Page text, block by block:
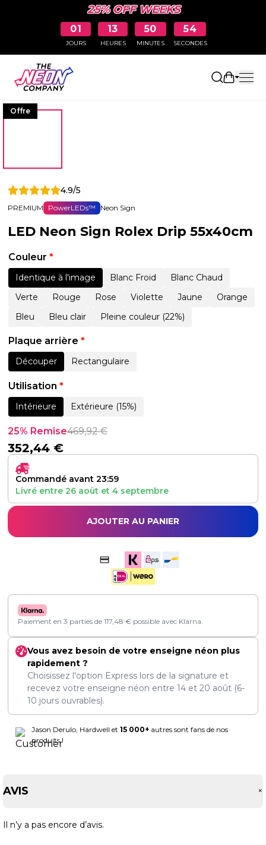
25% OFF WEEKS
01
JOURS
13
HEURES
50
MINUTES
54
SECONDES
Ouvrir
Offre
4.9/5
PREMIUM PowerLEDs™ Neon Sign
LED Neon Sign Rolex Drip 55x40cm
Couleur *
Identique à l'image Blanc Froid
Blanc Chaud
Verte
Rouge Rose Violette Jaune
Orange
Bleu
Bleu clair Pleine couleur (22%)
Plaque arrière *
Découper Rectangulaire
Utilisation *
Intérieure Extérieure (15%)
25% Remise469,92€
352,44 €
Commandé avant 23:59
Livré entre 26 août et 4 septembre
AJOUTER AU PANIER
Paiement en 3 parties de 117,48 € possible avec Klarna.
Vous avez besoin de votre enseigne néon plus
rapidement ?
Choisissez l'option Express lors de la signature et
recevez votre enseigne néon entre 14 et 20 août (6-
10 jours ouvrables).
Jason Derulo, Hardwell et 15 000+ autres sont fans de nos
produits !
AVIS +
Il n’y a pas encore d’avis.